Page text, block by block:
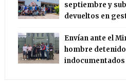
septiembre y
devueltos en
Envían ante el
hombre